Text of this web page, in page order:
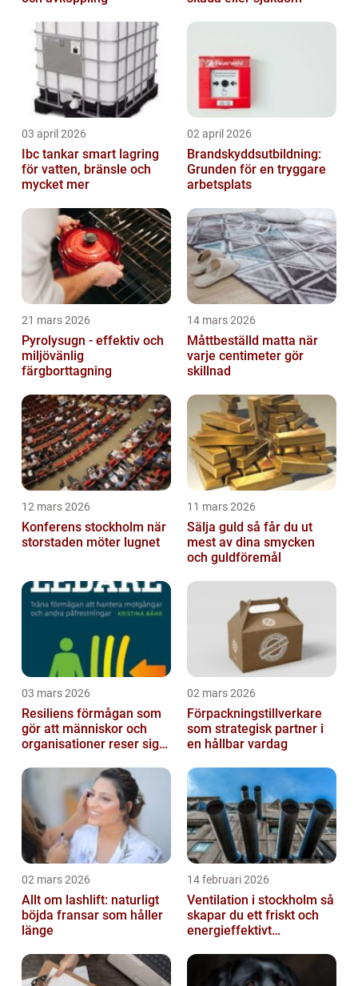
03 april 2026
Ibc tankar smart lagring
för vatten, bränsle och
mycket mer
02 april 2026
Brandskyddsutbildning:
Grunden för en tryggare
arbetsplats
21 mars 2026
Pyrolysugn - effektiv och
miljövänlig
färgborttagning
14 mars 2026
Måttbeställd matta när
varje centimeter gör
skillnad
12 mars 2026
Konferens stockholm när
storstaden möter lugnet
11 mars 2026
Sälja guld så får du ut
mest av dina smycken
och guldföremål
03 mars 2026
Resiliens förmågan som
gör att människor och
organisationer reser sig
02 mars 2026
Förpackningstillverkare
som strategisk partner i
en hållbar vardag
02 mars 2026
Allt om lashlift: naturligt
böjda fransar som håller
länge
14 februari 2026
Ventilation i stockholm så
skapar du ett friskt och
energieffektivt